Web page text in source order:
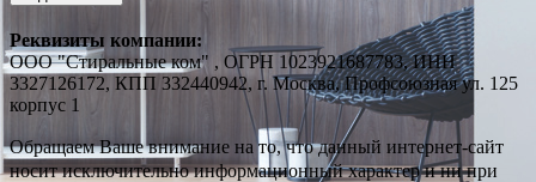
Реквизиты компании:
ООО "Стиральные ком" , ОГРН 1023921687783, ИНН
3327126172, КПП 332440942, г. Москва, Профсоюзная ул. 125
корпус 1
Обращаем Ваше внимание на то, что данный интернет-сайт
носит исключительно информационный характер и ни при